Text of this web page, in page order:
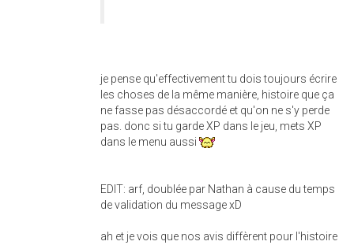
je pense qu'effectivement tu dois toujours écrire
les choses de la même manière, histoire que ça
ne fasse pas désaccordé et qu'on ne s'y perde
pas. donc si tu garde XP dans le jeu, mets XP
dans le menu aussi
EDIT: arf, doublée par Nathan à cause du temps
de validation du message xD
ah et je vois que nos avis diffèrent pour l'histoire